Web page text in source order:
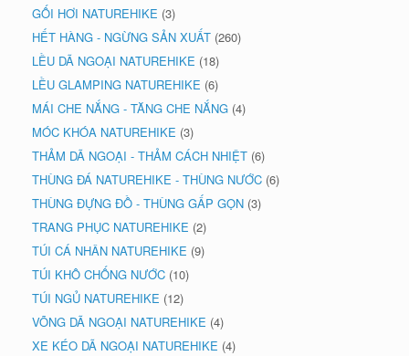
GỐI HƠI NATUREHIKE (3)
HẾT HÀNG - NGỪNG SẢN XUẤT (260)
LỀU DÃ NGOẠI NATUREHIKE (18)
LỀU GLAMPING NATUREHIKE (6)
MÁI CHE NẮNG - TĂNG CHE NẮNG (4)
MÓC KHÓA NATUREHIKE (3)
THẢM DÃ NGOẠI - THẢM CÁCH NHIỆT (6)
THÙNG ĐÁ NATUREHIKE - THÙNG NƯỚC (6)
THÙNG ĐỰNG ĐỒ - THÙNG GẤP GỌN (3)
TRANG PHỤC NATUREHIKE (2)
TÚI CÁ NHÂN NATUREHIKE (9)
TÚI KHÔ CHỐNG NƯỚC (10)
TÚI NGỦ NATUREHIKE (12)
VÕNG DÃ NGOẠI NATUREHIKE (4)
XE KÉO DÃ NGOẠI NATUREHIKE (4)